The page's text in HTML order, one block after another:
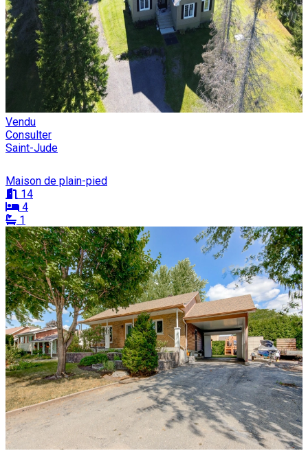
Vendu
Consulter
Saint-Jude
Maison de plain-pied
14
4
1